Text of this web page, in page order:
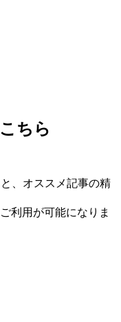
ちら
、オススメ記事の精
利用が可能になりま